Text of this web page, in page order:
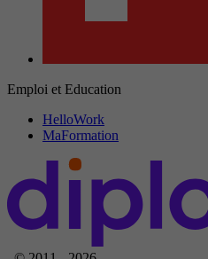
Emploi et Education
HelloWork
MaFormation